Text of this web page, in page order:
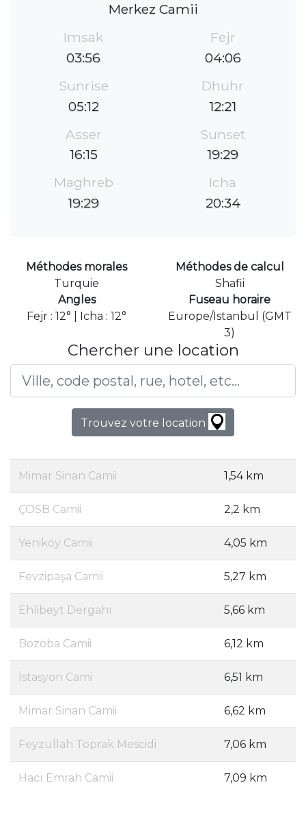
Merkez Camii
Imsak
03:56
Fejr
04:06
Sunrise
05:12
Dhuhr
12:21
Asser
16:15
Sunset
19:29
Maghreb
19:29
Icha
20:34
Méthodes morales
Turquie
Méthodes de calcul
Shafii
Angles
Fejr : 12° | Icha : 12°
Fuseau horaire
Europe/Istanbul (GMT
3)
Chercher une location
Trouvez votre location
Mimar Sinan Camii 1,54 km
ÇOSB Camii 2,2 km
Yeniköy Camii 4,05 km
Fevzipaşa Camii 5,27 km
Ehlibeyt Dergahı 5,66 km
Bozoba Camii 6,12 km
İstasyon Cami 6,51 km
Mimar Sinan Camii 6,62 km
Feyzullah Toprak Mescidi 7,06 km
Hacı Emrah Camii 7,09 km